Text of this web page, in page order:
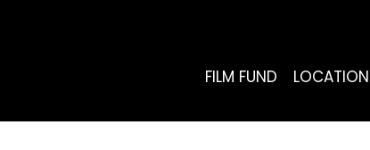
FILM FUND LOCATION